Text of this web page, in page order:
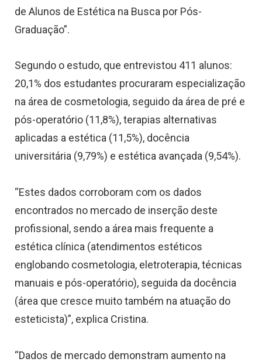
de Alunos de Estética na Busca por Pós-
Graduação”.
Segundo o estudo, que entrevistou 411 alunos:
20,1% dos estudantes procuraram especialização
na área de cosmetologia, seguido da área de pré e
pós-operatório (11,8%), terapias alternativas
aplicadas a estética (11,5%), docência
universitária (9,79%) e estética avançada (9,54%).
“Estes dados corroboram com os dados
encontrados no mercado de inserção deste
profissional, sendo a área mais frequente a
estética clínica (atendimentos estéticos
englobando cosmetologia, eletroterapia, técnicas
manuais e pós-operatório), seguida da docência
(área que cresce muito também na atuação do
esteticista)”, explica Cristina.
“Dados de mercado demonstram aumento na